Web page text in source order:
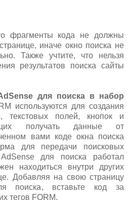
фрагменты кода не должны
иначе окно поиска не
Также учтите, что нельзя
результатов поиска сайты
для поиска в набор
используются для создания
текстовых полей, кнопок и
получать данные от
вами коде окна поиска
для передачи поисковых
для поиска работал
находиться внутри других
Добавляя на свою страницу
поиска, вставьте код за
тегов FORM.